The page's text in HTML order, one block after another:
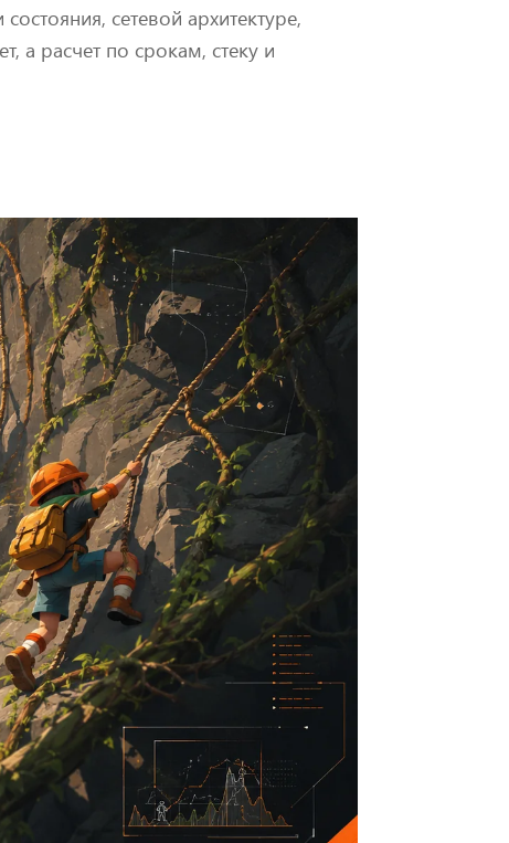
сетевой архитектуре,
а расчет по срокам, стеку и